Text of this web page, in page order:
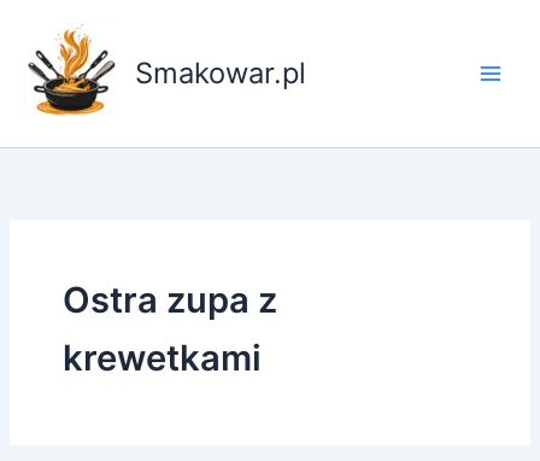
treści
Smakowar.pl
Ostra zupa z
krewetkami